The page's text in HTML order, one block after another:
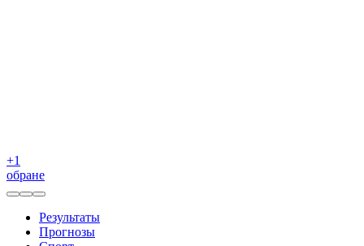
+1
обране
Результаты
Прогнозы